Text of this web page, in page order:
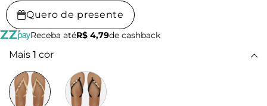
Quero de presente
Receba atéR$ 4,79de cashback
Mais 1 cor